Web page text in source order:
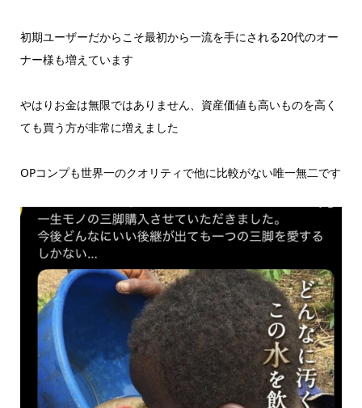
初期ユーザーだからこそ最初から一流を手にされる20代のオー
ナー様も増えています
やはりお金は無限ではありません、資産価値も高いものを高く
ても買う方が非常に増えました
OPコンプも世界一のクオリティで他に比較がない唯一無二です